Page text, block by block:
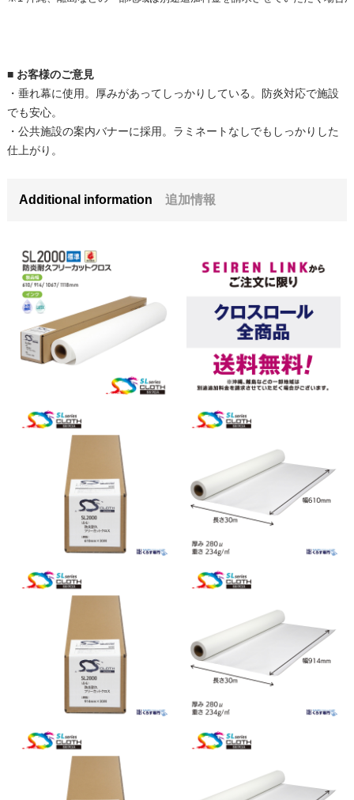
■ お客様のご意見
・垂れ幕に使用。厚みがあってしっかりしている。防炎対応で施設
でも安心。
・公共施設の案内バナーに採用。ラミネートなしでもしっかりした
仕上がり。
Additional information 追加情報
610mm×30m
38,720円(税3,520円)
914mm×30m
1118mm×30m
70,400円(税6,400円)